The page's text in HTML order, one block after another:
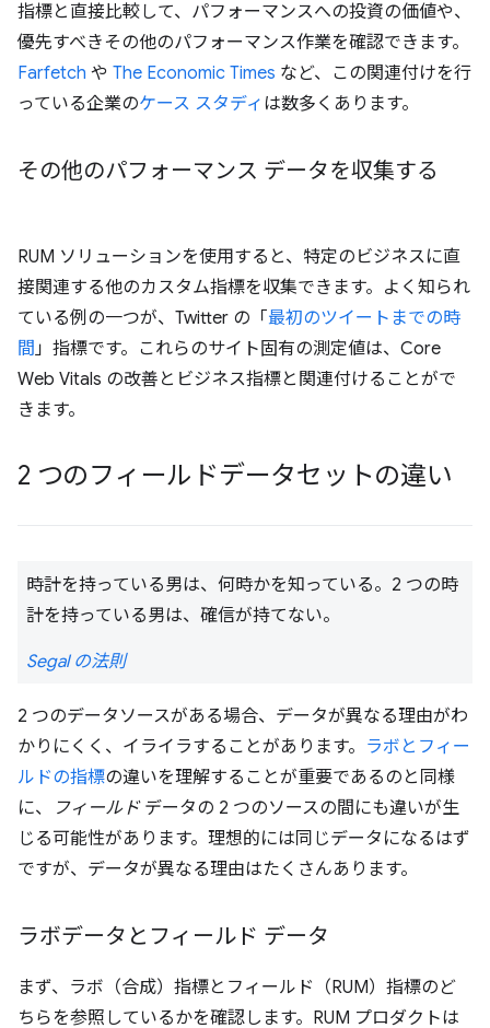
指標と直接比較して、パフォーマンスへの投資の価値や、
優先すべきその他のパフォーマンス作業を確認できます。
Farfetch や The Economic Times など、この関連付けを行
っている企業のケース スタディ は数多くあります。
その他のパフォーマンス データを収集する
RUM ソリューションを使用すると、特定のビジネスに直
接関連する他のカスタム指標を収集できます。よく知られ
ている例の一つが、Twitter の「 最初のツイートまでの時
間」指標です。これらのサイト固有の測定値は、Core
Web Vitals の改善とビジネス指標と関連付けることがで
きます。
2 つのフィールドデータセットの違い
時計を持っている男は、何時かを知っている。2 つの時
計を持っている男は、確信が持てない。
Segal の法則
2 つのデータソースがある場合、データが異なる理由がわ
かりにくく、イライラすることがあります。 ラボとフィー
ルドの指標の違いを理解することが重要であるのと同様
に、
フィールドデータの 2 つのソースの間にも違いが生
じる可能性があります。理想的には同じデータになるはず
ですが、データが異なる理由はたくさんあります。
ラボデータとフィールド データ
まず、ラボ（合成）指標とフィールド（RUM）指標のど
ちらを参照しているかを確認します。RUM プロダクトは